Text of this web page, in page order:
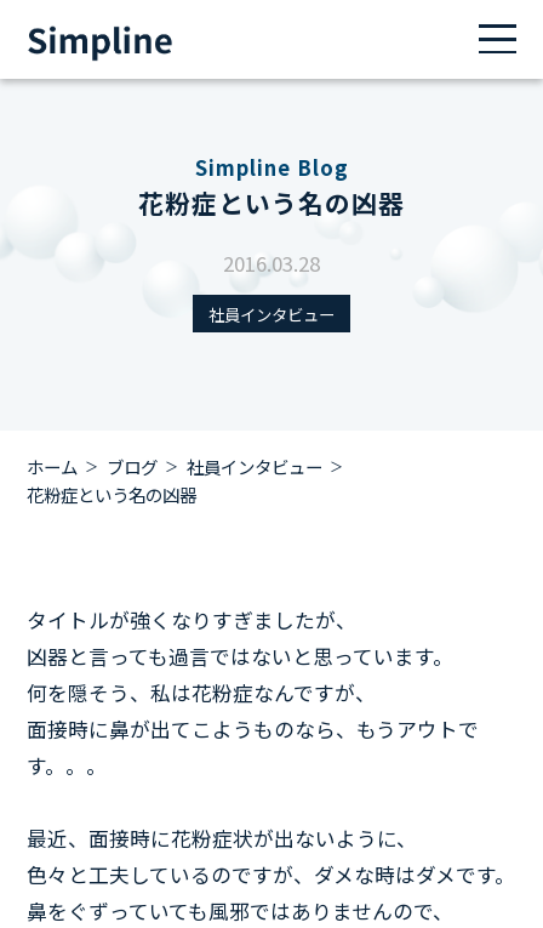
Simpline Blog
花粉症という名の凶器
2016.03.28
社員インタビュー
ホーム ブログ
社員インタビュー
花粉症という名の凶器
タイトルが強くなりすぎましたが、
凶器と言っても過言ではないと思っています。
何を隠そう、私は花粉症なんですが、
面接時に鼻が出てこようものなら、もうアウトで
す。。。
最近、面接時に花粉症状が出ないように、
色々と工夫しているのですが、ダメな時はダメです。
鼻をぐずっていても風邪ではありませんので、